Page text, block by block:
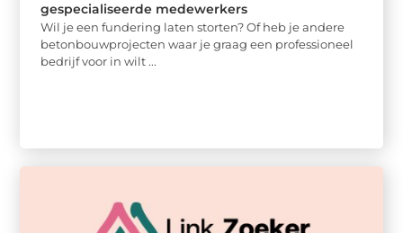
gespecialiseerde medewerkers
Wil je een fundering laten storten? Of heb je andere
betonbouwprojecten waar je graag een professioneel
bedrijf voor in wilt ...